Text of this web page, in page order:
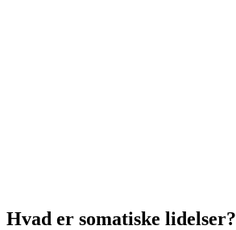
Hvad er somatiske lidelser?